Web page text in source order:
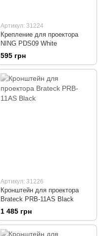
Артикул: 31224
Крепление для проектора
NING PDS09 White
595 грн
Артикул: 31226
Кронштейн для проектора
Brateck PRB-11AS Black
1 485 грн